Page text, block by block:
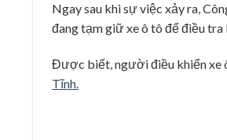
Ngay sau khi sự việc xảy ra,
đang tạm giữ xe ô tô để điều tra
Được biết, người điều khiển xe
Tĩnh.